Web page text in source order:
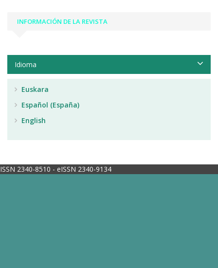
INFORMACIÓN DE LA REVISTA
Idioma
Euskara
Español (España)
English
ISSN 2340-8510 - eISSN 2340-9134